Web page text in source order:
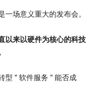
场意义重大的发布会。
以来以硬件为核心的科技
型 ” 软件服务 ” 能否成